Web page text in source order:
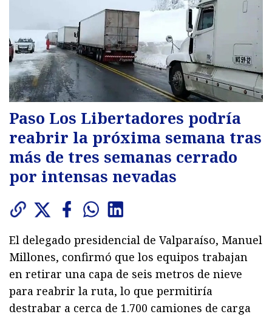
Paso Los Libertadores podría
reabrir la próxima semana tras
más de tres semanas cerrado
por intensas nevadas
El delegado presidencial de Valparaíso, Manuel
Millones, confirmó que los equipos trabajan
en retirar una capa de seis metros de nieve
para reabrir la ruta, lo que permitiría
destrabar a cerca de 1.700 camiones de carga